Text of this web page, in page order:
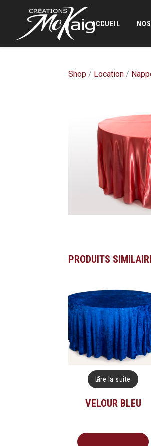
ACCUEIL
Shop / Location /
PRODUITS
Lire la suite
VELOUR BLEU